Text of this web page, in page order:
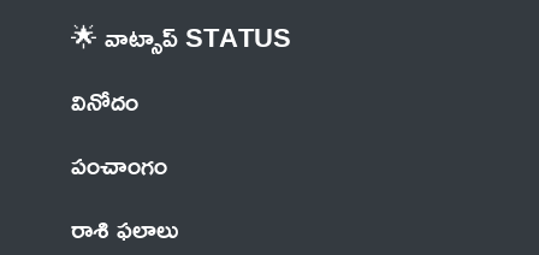
🌟 వాట్సాప్ STATUS
వినోదం
పంచాంగం
రాశి ఫలాలు